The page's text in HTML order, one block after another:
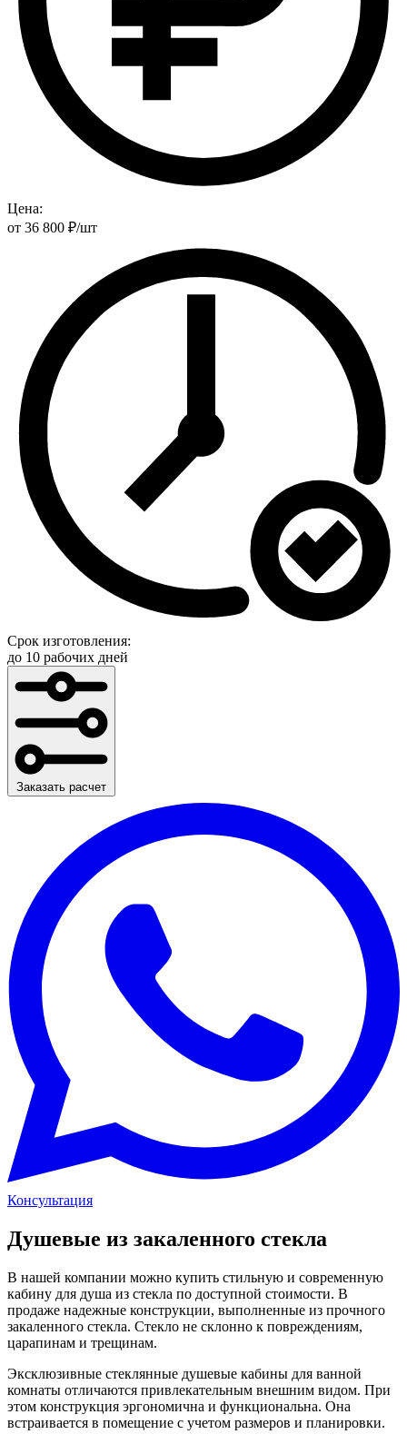
Цена:
от 36 800 ₽/шт
Срок изготовления:
до 10 рабочих дней
Заказать расчет
Консультация
Душевые из закаленного стекла
В нашей компании можно купить стильную и современную
кабину для душа из стекла по доступной стоимости. В
продаже надежные конструкции, выполненные из прочного
закаленного стекла. Стекло не склонно к повреждениям,
царапинам и трещинам.
Эксклюзивные стеклянные душевые кабины для ванной
комнаты отличаются привлекательным внешним видом. При
этом конструкция эргономична и функциональна. Она
встраивается в помещение с учетом размеров и планировки.